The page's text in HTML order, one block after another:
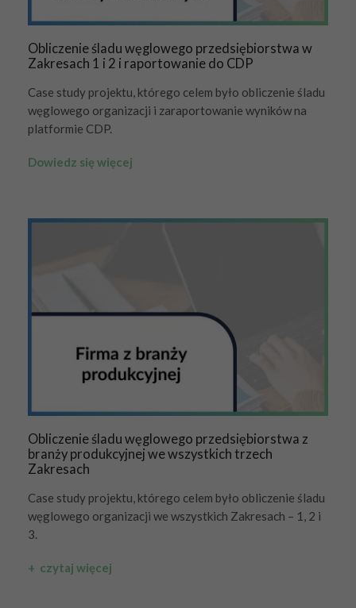
Obliczenie śladu węglowego przedsiębiorstwa w
Zakresach 1 i 2 i raportowanie do CDP
Case study projektu, którego celem było obliczenie śladu
węglowego organizacji i zaraportowanie wyników na
platformie CDP.
Dowiedz się więcej
Obliczenie śladu węglowego przedsiębiorstwa z
branży produkcyjnej we wszystkich trzech
Zakresach
Case study projektu, którego celem było obliczenie śladu
węglowego organizacji we wszystkich Zakresach – 1, 2 i
3.
+ czytaj więcej